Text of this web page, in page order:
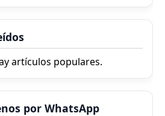
artículos populares.
por WhatsApp